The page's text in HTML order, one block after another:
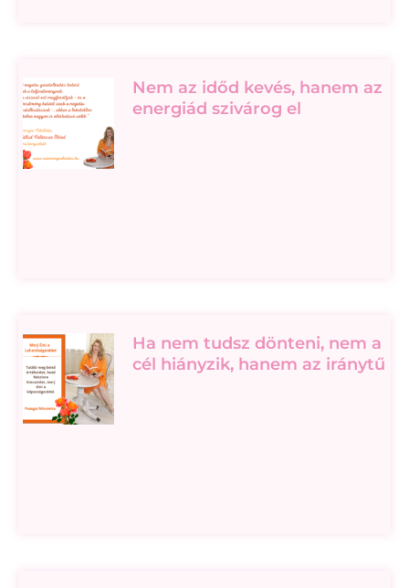
Nem az időd kevés, hanem az
energiád szivárog el
Ha nem tudsz dönteni, nem a
cél hiányzik, hanem az iránytű